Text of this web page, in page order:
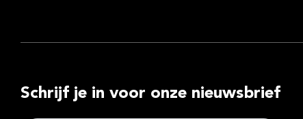
Schrijf je in voor onze nieuwsbrief